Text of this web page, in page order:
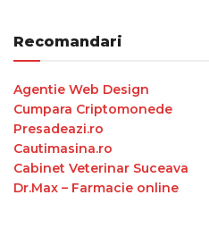
Recomandari
Agentie Web Design
Cumpara Criptomonede
Presadeazi.ro
Cautimasina.ro
Cabinet Veterinar Suceava
Dr.Max – Farmacie online